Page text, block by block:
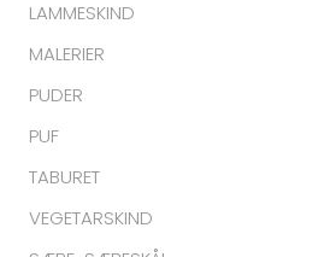
LAMMESKIND
MALERIER
PUDER
PUF
TABURET
VEGETARSKIND